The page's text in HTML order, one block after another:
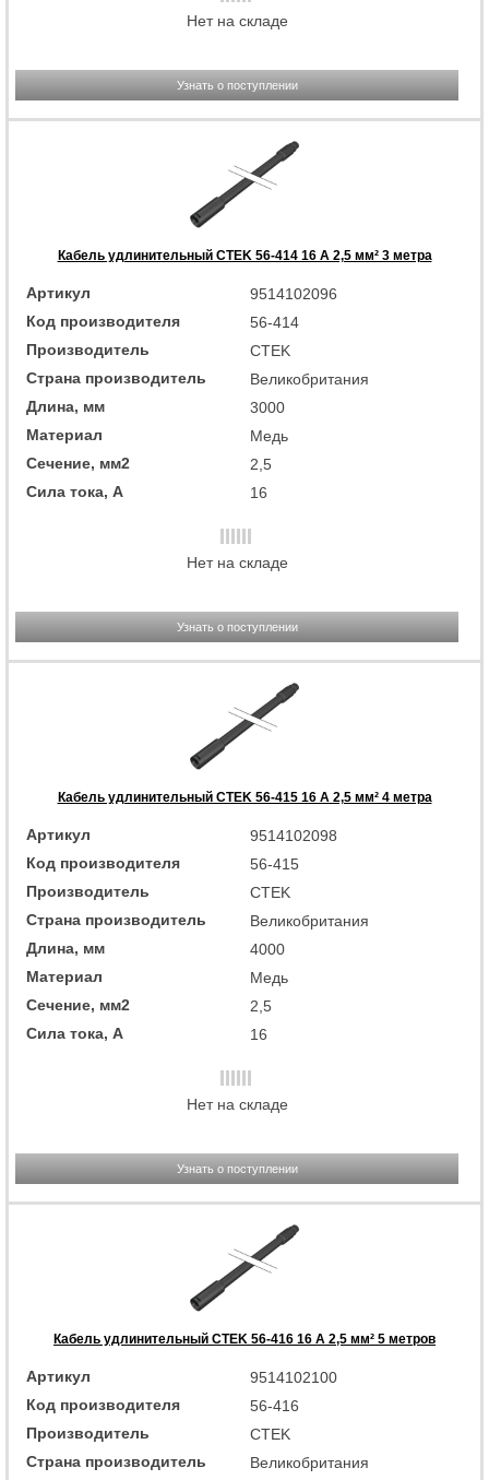
Нет на складе
Узнать о поступлении
Кабель удлинительный CTEK 56-414 16 А 2,5 мм² 3 метра
Артикул
9514102096
Код производителя
56-414
Производитель
CTEK
Страна производитель
Великобритания
Длина, мм
3000
Материал
Медь
Сечение, мм2
2,5
Сила тока, А
16
Нет на складе
Узнать о поступлении
Кабель удлинительный CTEK 56-415 16 А 2,5 мм² 4 метра
Артикул
9514102098
Код производителя
56-415
Производитель
CTEK
Страна производитель
Великобритания
Длина, мм
4000
Материал
Медь
Сечение, мм2
2,5
Сила тока, А
16
Нет на складе
Узнать о поступлении
Кабель удлинительный CTEK 56-416 16 А 2,5 мм² 5 метров
Артикул
9514102100
Код производителя
56-416
Производитель
CTEK
Страна производитель
Великобритания